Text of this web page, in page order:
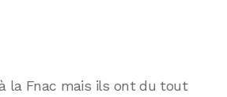
la Fnac mais ils ont du tout